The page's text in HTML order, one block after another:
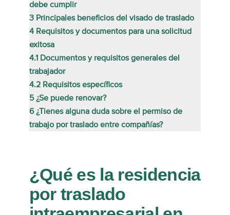
debe cumplir
3 Principales beneficios del visado de traslado
4 Requisitos y documentos para una solicitud
exitosa
4.1 Documentos y requisitos generales del
trabajador
4.2 Requisitos específicos
5 ¿Se puede renovar?
6 ¿Tienes alguna duda sobre el permiso de
trabajo por traslado entre compañías?
¿Qué es la residencia
por traslado